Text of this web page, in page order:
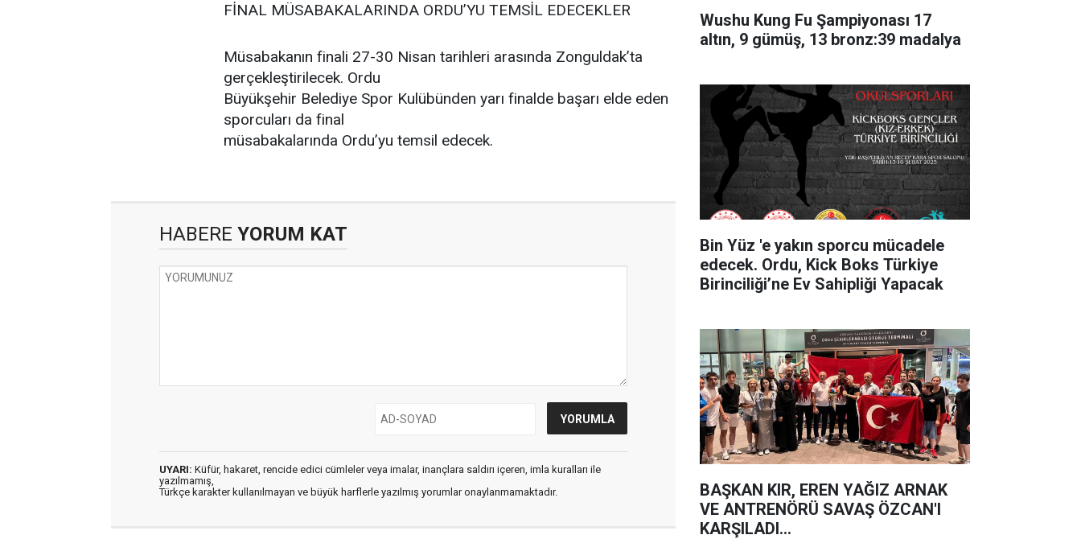
FİNAL MÜSABAKALARINDA ORDU’YU TEMSİL EDECEKLER
Müsabakanın finali 27-30 Nisan tarihleri arasında Zonguldak’ta
gerçekleştirilecek. Ordu
Büyükşehir Belediye Spor Kulübünden yarı finalde başarı elde eden
sporcuları da final
müsabakalarında Ordu’yu temsil edecek.
HABERE YORUM KAT
UYARI: Küfür, hakaret, rencide edici cümleler veya imalar, inançlara saldırı içeren, imla kuralları ile
yazılmamış,
Türkçe karakter kullanılmayan ve büyük harflerle yazılmış yorumlar onaylanmamaktadır.
Wushu Kung Fu Şampiyonası 17
altın, 9 gümüş, 13 bronz:39 madalya
Bin Yüz 'e yakın sporcu mücadele
edecek. Ordu, Kick Boks Türkiye
Birinciliği’ne Ev Sahipliği Yapacak
BAŞKAN KIR, EREN YAĞIZ ARNAK
VE ANTRENÖRÜ SAVAŞ ÖZCAN'I
KARŞILADI...